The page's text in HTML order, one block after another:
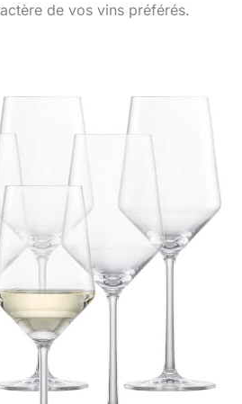
de vos vins préférés.